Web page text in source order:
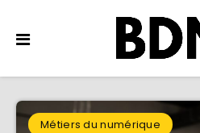
Métiers du numérique